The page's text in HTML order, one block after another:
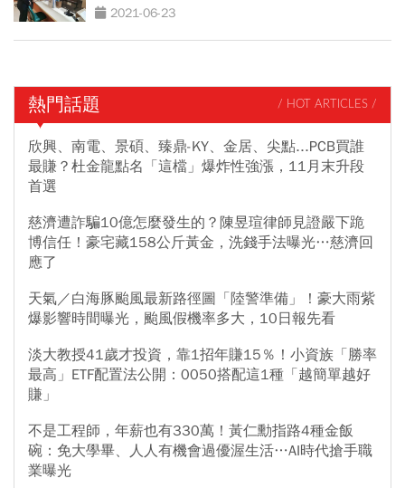
2021-06-23
熱門話題 / HOT ARTICLES /
欣興、南電、景碩、臻鼎-KY、金居、尖點...PCB買誰
最賺？杜金龍點名「這檔」爆炸性強漲，11月末升段
首選
慈濟遭詐騙10億怎麼發生的？陳昱瑄律師見證嚴下跪
博信任！豪宅藏158公斤黃金，洗錢手法曝光…慈濟回
應了
天氣／白海豚颱風最新路徑圖「陸警準備」！豪大雨紫
爆影響時間曝光，颱風假機率多大，10日報先看
淡大教授41歲才投資，靠1招年賺15％！小資族「勝率
最高」ETF配置法公開：0050搭配這1種「越簡單越好
賺」
不是工程師，年薪也有330萬！黃仁勳指路4種金飯
碗：免大學畢、人人有機會過優渥生活…AI時代搶手職
業曝光